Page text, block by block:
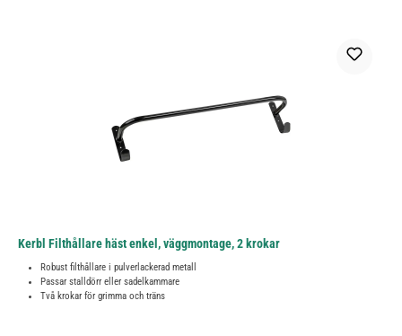
Kerbl Filthållare häst enkel, väggmontage, 2 krokar
Robust filthållare i pulverlackerad metall
Passar stalldörr eller sadelkammare
Två krokar för grimma och träns